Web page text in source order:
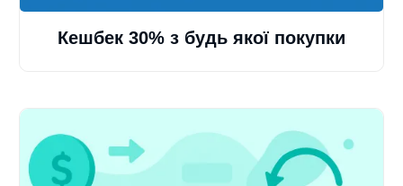
Кешбек 30% з будь якої покупки